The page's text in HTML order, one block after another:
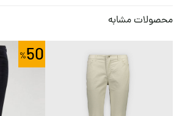
محصولات مشابه
50